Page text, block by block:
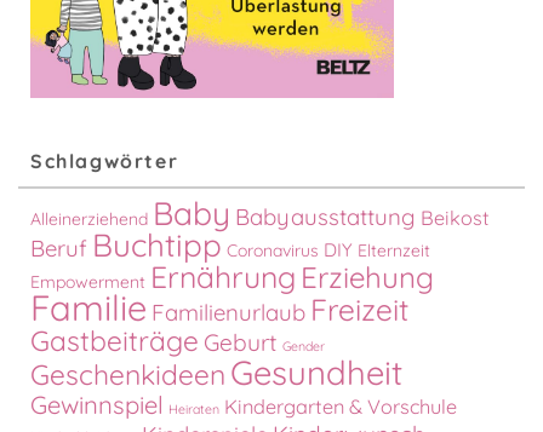
Schlagwörter
Alleinerziehend Baby Babyausstattung Beikost
Beruf Buchtipp Coronavirus DIY Elternzeit
Empowerment Ernährung Erziehung
Familie Familienurlaub Freizeit
Gastbeiträge Geburt Gender
Geschenkideen Gesundheit
Gewinnspiel Heiraten Kindergarten & Vorschule